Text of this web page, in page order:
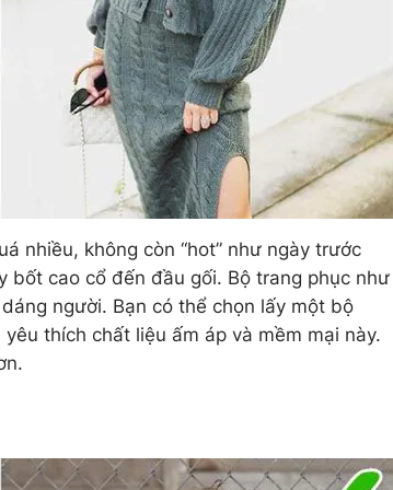
nhiều, không còn “hot” như ngày trước
bốt cao cổ đến đầu gối. Bộ trang phục như
người. Bạn có thể chọn lấy một bộ
thích chất liệu ấm áp và mềm mại này.